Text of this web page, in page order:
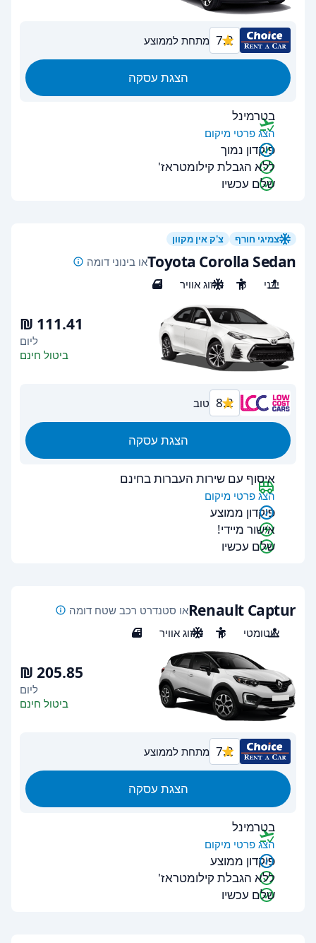
7.2 מתחת לממוצע
הצגת עסקה
בטרמינל
הצג פרטי מיקום
פיקדון נמוך
ללא הגבלת קילומטראז'
שלם עכשיו
צמיגי חורף צ'ק אין מקוון
Toyota Corolla Sedanאו בינוני דומה
ידני
5 מיזוג אוויר 4
ליום
ביטול חינם
8.2 טוב
הצגת עסקה
איסוף עם שירות העברות בחינם
הצג פרטי מיקום
פיקדון ממוצע
אישור מיידי!
שלם עכשיו
Renault Capturאו סטנדרט רכב שטח דומה
אוטומטי
5 מיזוג אוויר 5
ליום
ביטול חינם
7.2 מתחת לממוצע
הצגת עסקה
בטרמינל
הצג פרטי מיקום
פיקדון ממוצע
ללא הגבלת קילומטראז'
שלם עכשיו